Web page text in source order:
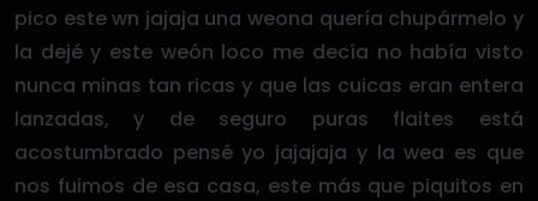
pico este wn jajaja una weona quería chupármelo y
la dejé y este weón loco me decía no había visto
nunca minas tan ricas y que las cuicas eran entera
lanzadas, y de seguro puras flaites está
acostumbrado pensé yo jajajaja y la wea es que
nos fuimos de esa casa, este más que piquitos en